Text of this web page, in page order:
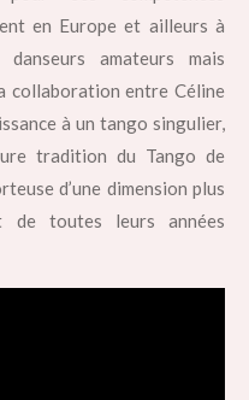
en Europe et ailleurs à
amateurs mais
collaboration entre Céline
à un tango singulier,
tradition du Tango de
d’une dimension plus
de toutes leurs années